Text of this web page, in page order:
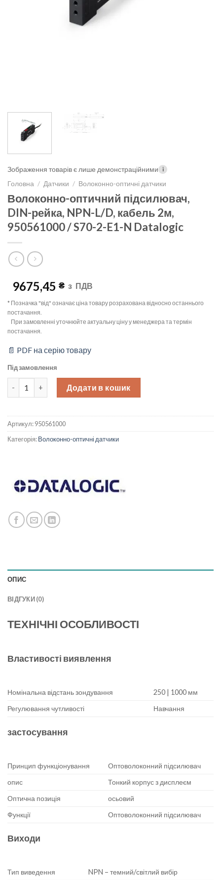
Зображення товарів є лише демонстраційними i
Головна / Датчики / Волоконно-оптичні датчики
Волоконно-оптичний підсилювач,
DIN-рейка, NPN-L/D, кабель 2м,
950561000 / S70-2-E1-N Datalogic
9675,45 ₴ з ПДВ
* Позначка "від" означає ціна товару розрахована відносно останнього
постачання.
При замовленні уточнюйте актуальну ціну у менеджера та термін
постачання.
📄 PDF на серію товару
Під замовлення
Волоконно-оптичний підсилювач, DIN-рейка, NPN-L/D,
Додати в кошик
Артикул:950561000
Категорія:Волоконно-оптичні датчики
ОПИС
ВІДГУКИ (0)
ТЕХНІЧНІ ОСОБЛИВОСТІ
Властивості виявлення
Номінальна відстань зондування
250 | 1000 мм
Регулювання чутливості
Навчання
застосування
Принцип функціонування
Оптоволоконний підсилювач
опис
Тонкий корпус з дисплеєм
Оптична позиція
осьовий
Функції
Оптоволоконний підсилювач
Виходи
Тип виведення
NPN – темний/світлий вибір